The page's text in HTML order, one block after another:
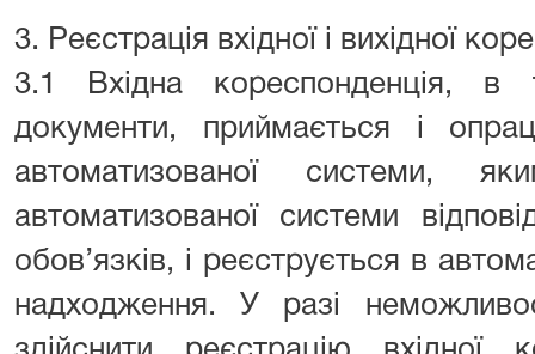
3. Реєстрація вхідної і вихідної
3.1 Вхідна кореспонденція, в
документи, приймається і
автоматизованої системи,
автоматизованої системи
обов’язків, і реєструється в
надходження. У разі